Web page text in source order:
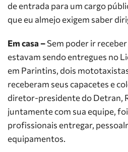
de entrada para um cargo
que eu almejo exigem saber
Em casa –Sem poder ir
estavam sendo entregues no
em Parintins, dois
receberam seus capacetes e
diretor-presidente do Detran,
juntamente com sua equipe,
profissionais entregar,
equipamentos.